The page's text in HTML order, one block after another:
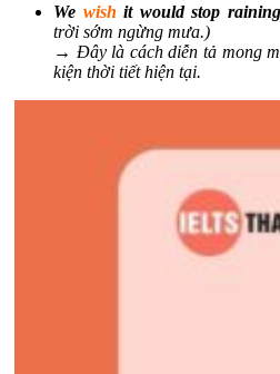
We wish it would stop
trời sớm ngừng mưa.)
→ Đây là cách diễn tả mong
kiện thời tiết hiện tại.